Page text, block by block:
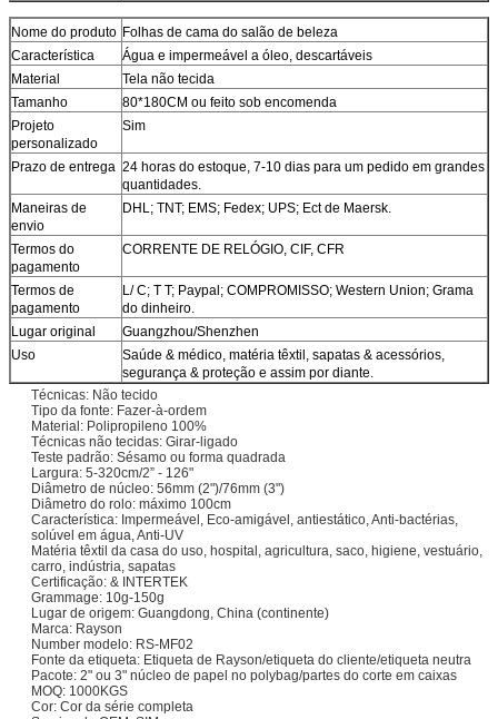
Nome do produto Folhas de cama do salão de beleza
Característica
Água e impermeável a óleo, descartáveis
Material
Tela não tecida
Tamanho
80*180CM ou feito sob encomenda
Projeto
personalizado
Sim
Prazo de entrega 24 horas do estoque, 7-10 dias para um pedido em grandes
quantidades.
Maneiras de
envio
DHL; TNT; EMS; Fedex; UPS; Ect de Maersk.
Termos do
pagamento
CORRENTE DE RELÓGIO, CIF, CFR
Termos de
pagamento
L/ C; T T; Paypal; COMPROMISSO; Western Union; Grama
do dinheiro.
Lugar original
Guangzhou/Shenzhen
Uso
Saúde & médico, matéria têxtil, sapatas & acessórios,
segurança & proteção e assim por diante.
Técnicas: Não tecido
Tipo da fonte: Fazer-à-ordem
Material: Polipropileno 100%
Técnicas não tecidas: Girar-ligado
Teste padrão: Sésamo ou forma quadrada
Largura: 5-320cm/2” - 126"
Diâmetro de núcleo: 56mm (2")/76mm (3")
Diâmetro do rolo: máximo 100cm
Característica: Impermeável, Eco-amigável, antiestático, Anti-bactérias,
solúvel em água, Anti-UV
Matéria têxtil da casa do uso, hospital, agricultura, saco, higiene, vestuário,
carro, indústria, sapatas
Certificação: & INTERTEK
Grammage: 10g-150g
Lugar de origem: Guangdong, China (continente)
Marca: Rayson
Number modelo: RS-MF02
Fonte da etiqueta: Etiqueta de Rayson/etiqueta do cliente/etiqueta neutra
Pacote: 2" ou 3" núcleo de papel no polybag/partes do corte em caixas
MOQ: 1000KGS
Cor: Cor da série completa